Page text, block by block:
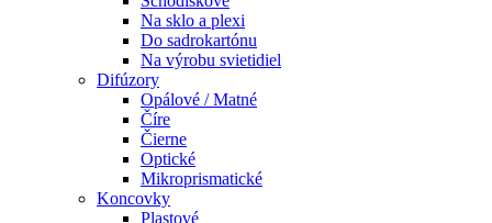
Na sklo a plexi
Do sadrokartónu
Na výrobu svietidiel
Difúzory
Opálové / Matné
Číre
Čierne
Optické
Mikroprismatické
Koncovky
Plastové